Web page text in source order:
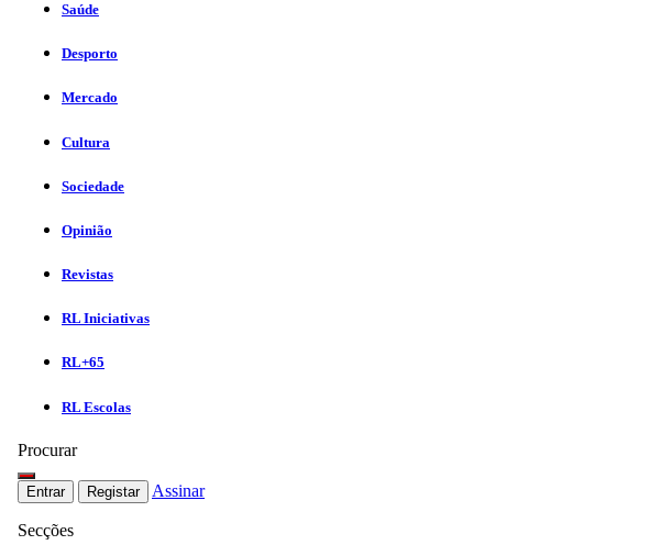
Saúde
Desporto
Mercado
Cultura
Sociedade
Opinião
Revistas
RL Iniciativas
RL+65
RL Escolas
Procurar
Entrar Registar Assinar
Secções